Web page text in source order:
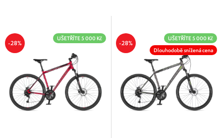
6 500 18 125 41 376 53 001
-28%
UŠETŘÍTE 5 000 Kč
-28%
UŠETŘÍTE 5 000 Kč
Dlouhodobě snížená cena